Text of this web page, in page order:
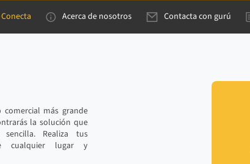
Acerca de nosotros Contacta con gurú
comercial más grande
la solución que
Realiza tus
cualquier lugar y